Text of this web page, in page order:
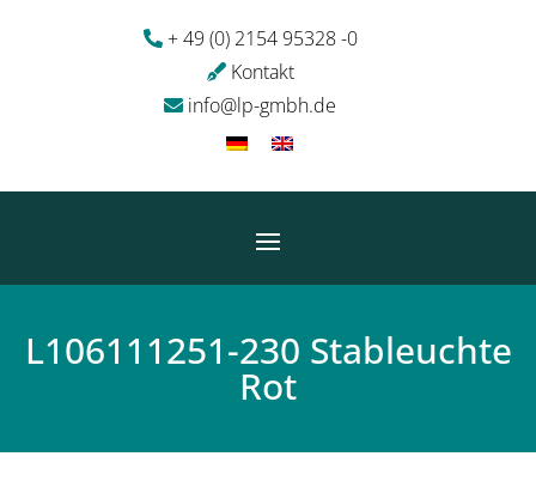
+ 49 (0) 2154 95328 -0
Kontakt
info@lp-gmbh.de
L106111251-230 Stableuchte
Rot